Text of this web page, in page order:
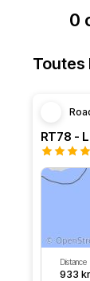
0
Toutes
RT78 -
Distance
933